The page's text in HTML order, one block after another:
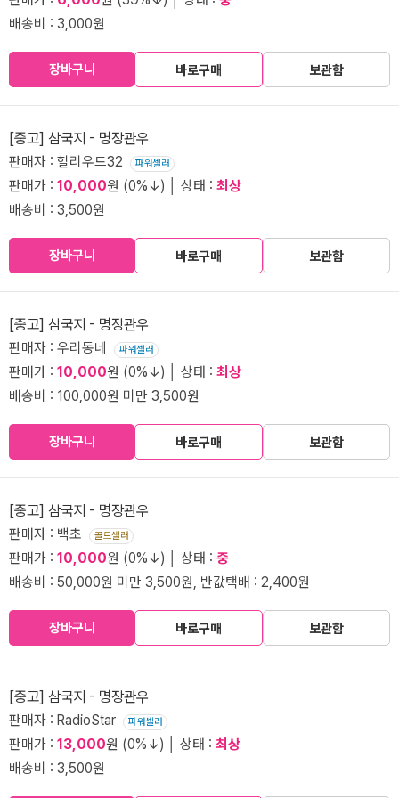
배송비 : 3,000원
장바구니 바로구매 보관함
[중고] 삼국지 - 명장관우
판매자 : 헐리우드32 파워셀러
판매가 : 10,000원 (0%↓) │ 상태 : 최상
배송비 : 3,500원
장바구니 바로구매 보관함
[중고] 삼국지 - 명장관우
판매자 : 우리동네 파워셀러
판매가 : 10,000원 (0%↓) │ 상태 : 최상
배송비 : 100,000원 미만 3,500원
장바구니 바로구매 보관함
[중고] 삼국지 - 명장관우
판매자 : 백초 골드셀러
판매가 : 10,000원 (0%↓) │ 상태 : 중
배송비 : 50,000원 미만 3,500원, 반값택배 : 2,400원
장바구니 바로구매 보관함
[중고] 삼국지 - 명장관우
판매자 : RadioStar 파워셀러
판매가 : 13,000원 (0%↓) │ 상태 : 최상
배송비 : 3,500원